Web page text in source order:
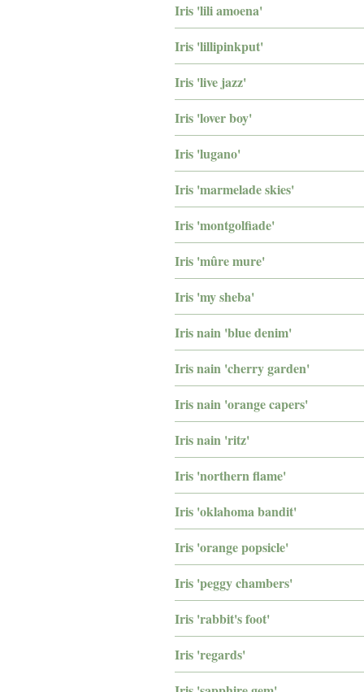
Iris 'lili amoena'
Iris 'lillipinkput'
Iris 'live jazz'
Iris 'lover boy'
Iris 'lugano'
Iris 'marmelade skies'
Iris 'montgolfiade'
Iris 'mûre mure'
Iris 'my sheba'
Iris nain 'blue denim'
Iris nain 'cherry garden'
Iris nain 'orange capers'
Iris nain 'ritz'
Iris 'northern flame'
Iris 'oklahoma bandit'
Iris 'orange popsicle'
Iris 'peggy chambers'
Iris 'rabbit's foot'
Iris 'regards'